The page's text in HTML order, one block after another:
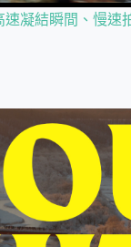
速凝結瞬間、慢速